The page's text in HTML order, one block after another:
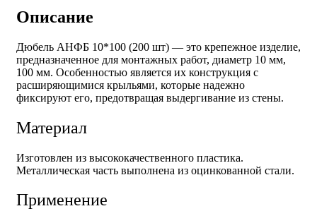
Описание
Дюбель АНФБ 10*100 (200 шт) — это крепежное изделие,
предназначенное для монтажных работ, диаметр 10 мм,
100 мм. Особенностью является их конструкция с
расширяющимися крыльями, которые надежно
фиксируют его, предотвращая выдергивание из стены.
Материал
Изготовлен из высококачественного пластика.
Металлическая часть выполнена из оцинкованной стали.
Применение